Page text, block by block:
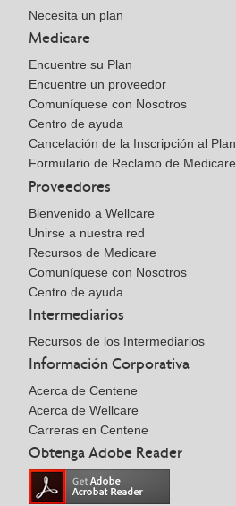
Necesita un plan
Medicare
Encuentre su Plan
Encuentre un proveedor
Comuníquese con Nosotros
Centro de ayuda
Cancelación de la Inscripción al Plan
Formulario de Reclamo de Medicare
Proveedores
Bienvenido a Wellcare
Unirse a nuestra red
Recursos de Medicare
Comuníquese con Nosotros
Centro de ayuda
Intermediarios
Recursos de los Intermediarios
Información Corporativa
Acerca de Centene
Acerca de Wellcare
Carreras en Centene
Obtenga Adobe Reader